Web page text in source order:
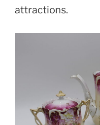
attractions.